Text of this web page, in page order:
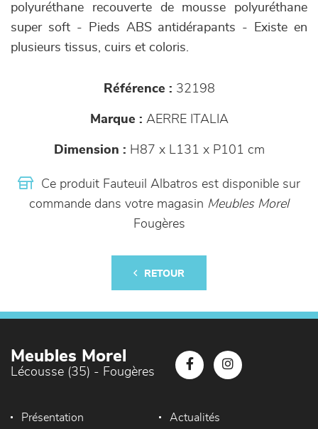
polyuréthane recouverte de mousse polyuréthane
super soft - Pieds ABS antidérapants - Existe en
plusieurs tissus, cuirs et coloris.
Référence : 32198
Marque : AERRE ITALIA
Dimension : H87 x L131 x P101 cm
Ce produit Fauteuil Albatros est disponible sur
commande dans votre magasin Meubles Morel
Fougères
RETOUR
Meubles Morel
Lécousse (35) - Fougères
Présentation Actualités